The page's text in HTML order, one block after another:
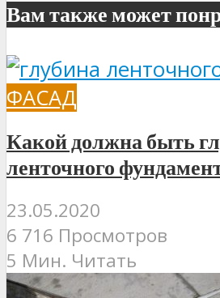
Вам также может
ФАСАД
Какой должна быть
ленточного
23.05.2020
6 716 Просмотров
5 Мин. Читать